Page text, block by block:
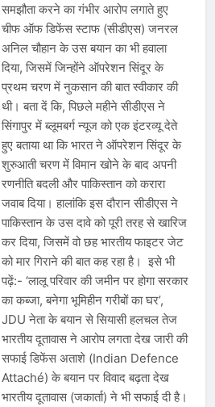
समझौता करने का गंभीर आरोप लगाते हुए
चीफ ऑफ डिफेंस स्टाफ (सीडीएस) जनरल
अनिल चौहान के उस बयान का भी हवाला
दिया, जिसमें जिन्होंने ऑपरेशन सिंदूर के
प्रथम चरण में नुकसान की बात स्वीकार की
थी। बता दें कि, पिछले महीने सीडीएस ने
सिंगापुर में ब्लूमबर्ग न्यूज को एक इंटरव्यू देते
हुए बताया था कि भारत ने ऑपरेशन सिंदूर के
शुरुआती चरण में विमान खोने के बाद अपनी
रणनीति बदली और पाकिस्तान को करारा
जवाब दिया। हालांकि इस दौरान सीडीएस ने
पाकिस्तान के उस दावे को पूरी तरह से खारिज
कर दिया, जिसमें वो छह भारतीय फाइटर जेट
को मार गिराने की बात कह रहा है। इसे भी
पढ़ें:- ‘लालू परिवार की जमीन पर होगा सरकार
का कब्जा, बनेगा भूमिहीन गरीबों का घर’,
JDU नेता के बयान से सियासी हलचल तेज
भारतीय दूतावास ने आरोप लगता देख जारी की
सफाई डिफेंस अताशे (Indian Defence
Attaché) के बयान पर विवाद बढ़ता देख
भारतीय दूतावास (जकार्ता) ने भी सफाई दी है।